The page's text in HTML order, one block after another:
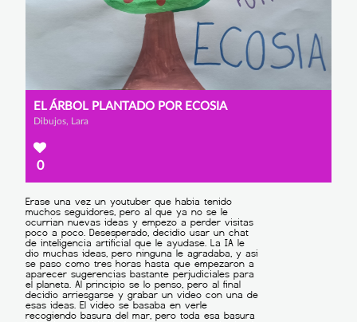
EL ÁRBOL PLANTADO POR ECOSIA
Dibujos, Lara
0